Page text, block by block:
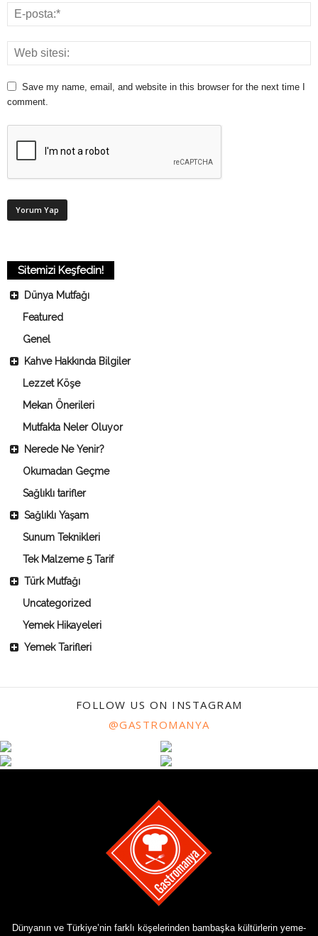
Save my name, email, and website in this browser for the next time I
comment.
Sitemizi Keşfedin!
Dünya Mutfağı
Featured
Genel
Kahve Hakkında Bilgiler
Lezzet Köşe
Mekan Önerileri
Mutfakta Neler Oluyor
Nerede Ne Yenir?
Okumadan Geçme
Sağlıklı tarifler
Sağlıklı Yaşam
Sunum Teknikleri
Tek Malzeme 5 Tarif
Türk Mutfağı
Uncategorized
Yemek Hikayeleri
Yemek Tarifleri
FOLLOW US ON INSTAGRAM
@GASTROMANYA
Dünyanın ve Türkiye’nin farklı köşelerinden bambaşka kültürlerin yeme-